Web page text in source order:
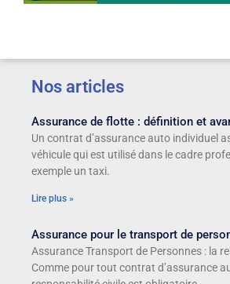
Nos articles
Assurance de flotte : définition et
Un contrat d’assurance auto individuel
véhicule qui est utilisé dans le cadre
exemple un taxi.
Lire plus »
Assurance pour le transport de
Assurance Transport de Personnes : la
Comme pour tout contrat d’assurance